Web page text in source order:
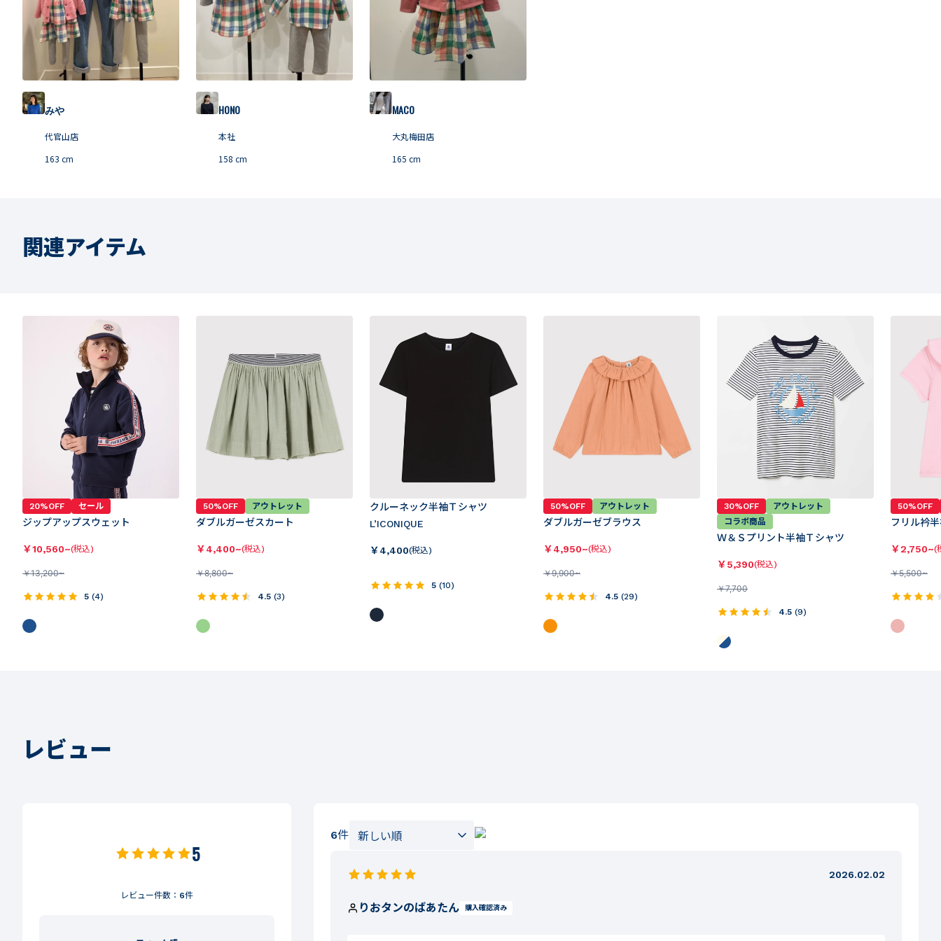
みや
代官山店
163 cm
HONO
本社
158 cm
MACO
大丸梅田店
165 cm
関連アイテム
20%OFF セール
ジップアップスウェット
￥10,560~(税込)
￥13,200~
5 (4)
50%OFF アウトレット
ダブルガーゼスカート
￥4,400~(税込)
￥8,800~
4.5 (3)
クルーネック半袖Ｔシャツ
L’ICONIQUE
￥4,400(税込)
5 (10)
50%OFF アウトレット
ダブルガーゼブラウス
￥4,950~(税込)
￥9,900~
4.5 (29)
30%OFF
アウトレット
コラボ商品
Ｗ＆Ｓプリント半袖Ｔシャツ
￥5,390(税込)
￥7,700
4.5 (9)
50%OFF
フリル衿
￥2,750~(
￥5,500~
レビュー
5
レビュー件数： 6件
6件
2026.02.02
りおタンのばあたん 購入確認済み